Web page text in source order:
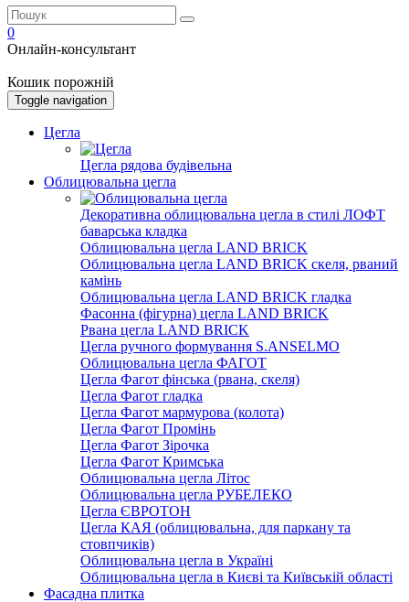
0
Онлайн-консультант
Кошик порожній
Toggle navigation
Цегла
Цегла рядова будівельна
Облицювальна цегла
Декоративна облицювальна цегла в стилі ЛОФТ
баварська кладка
Облицювальна цегла LAND BRICK
Облицювальна цегла LAND BRICK скеля, рваний
камінь
Облицювальна цегла LAND BRICK гладка
Фасонна (фігурна) цегла LAND BRICK
Рвана цегла LAND BRICK
Цегла ручного формування S.ANSELMO
Облицювальна цегла ФАГОТ
Цегла Фагот фінська (рвана, скеля)
Цегла Фагот гладка
Цегла Фагот мармурова (колота)
Цегла Фагот Промінь
Цегла Фагот Зірочка
Цегла Фагот Кримська
Облицювальна цегла Літос
Облицювальна цегла РУБЕЛЕКО
Цегла ЄВРОТОН
Цегла КАЯ (облицювальна, для паркану та
стовпчиків)
Облицювальна цегла в Україні
Облицювальна цегла в Києві та Київській області
Фасадна плитка